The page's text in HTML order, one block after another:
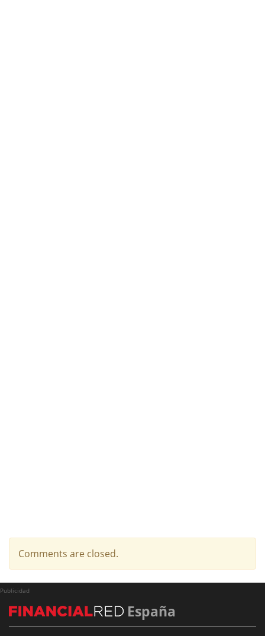
Comments are closed.
Publicidad
España